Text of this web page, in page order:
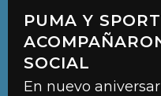
PUMA Y
SOCIAL
En nuevo